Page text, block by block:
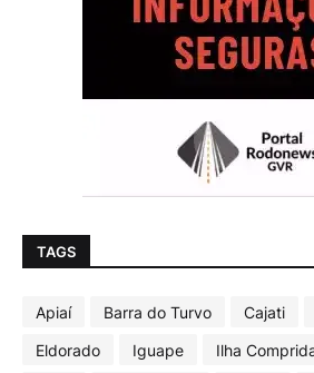
TAGS
Apiaí Barra do Turvo Cajati
Eldorado
Iguape Ilha